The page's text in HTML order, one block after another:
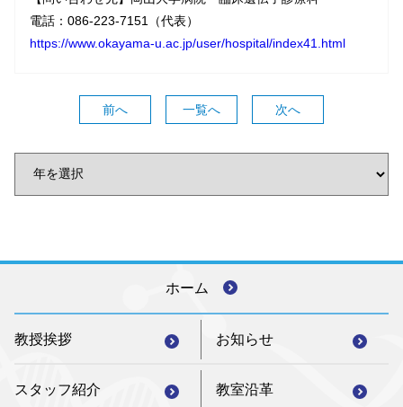
電話：086-223-7151（代表）
https://www.okayama-u.ac.jp/user/hospital/index41.html
前へ 一覧へ 次へ
ホーム
教授挨拶 お知らせ
スタッフ紹介 教室沿革